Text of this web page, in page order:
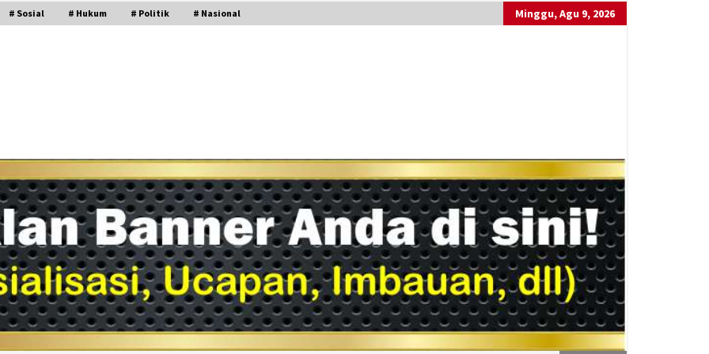
# Sosial # Hukum # Politik # Nasional Minggu, Agu 9, 2026